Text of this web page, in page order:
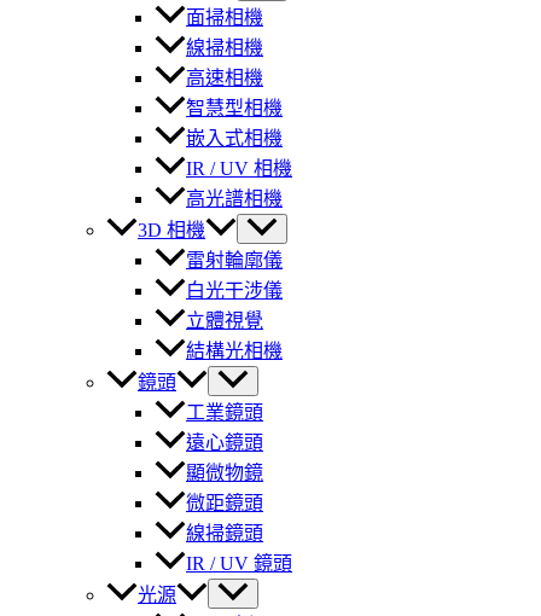
面掃相機
線掃相機
高速相機
智慧型相機
嵌入式相機
IR / UV 相機
高光譜相機
3D 相機
雷射輪廓儀
白光干涉儀
立體視覺
結構光相機
鏡頭
工業鏡頭
遠心鏡頭
顯微物鏡
微距鏡頭
線掃鏡頭
IR / UV 鏡頭
光源